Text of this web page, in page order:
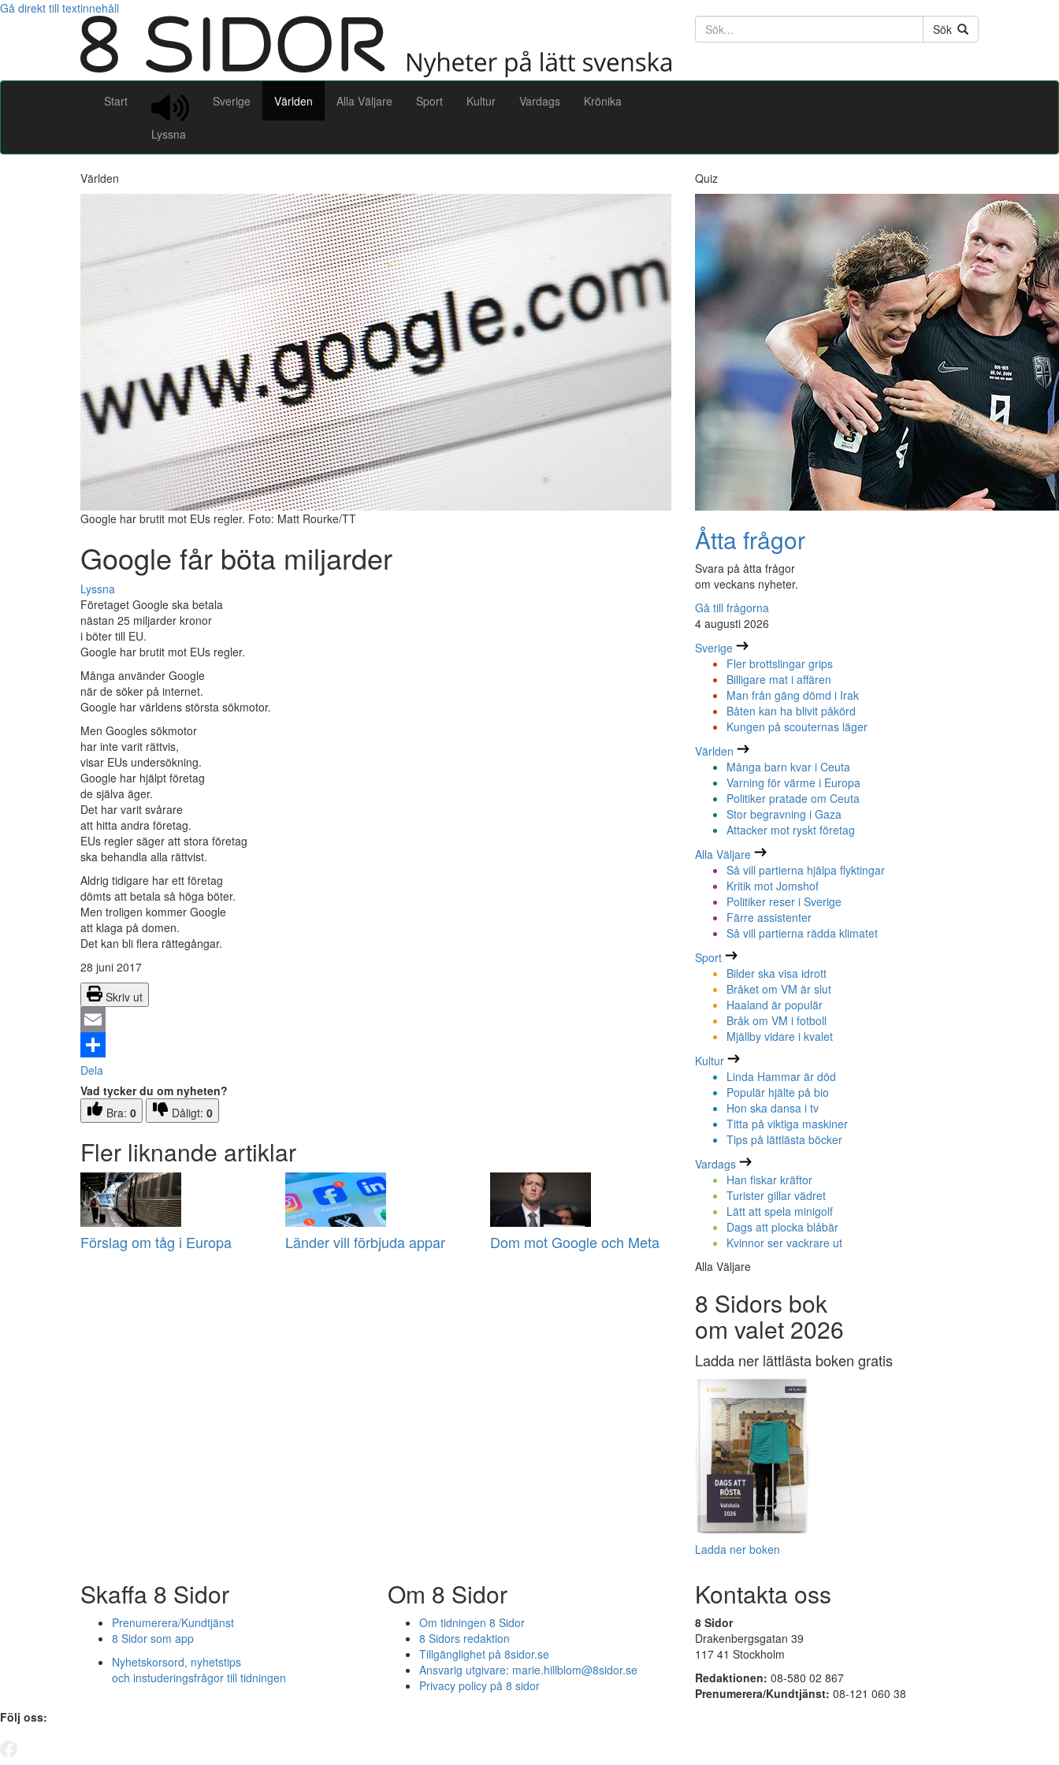
Gå direkt till textinnehåll
Söktext
Sök
Start
Lyssna
Sverige Världen Alla Väljare Sport Kultur Vardags Krönika
Världen
Google har brutit mot EUs regler. Foto: Matt Rourke/TT
Google får böta miljarder
Lyssna
Företaget Google ska betala
nästan 25 miljarder kronor
i böter till EU.
Google har brutit mot EUs regler.
Många använder Google
när de söker på internet.
Google har världens största sökmotor.
Men Googles sökmotor
har inte varit rättvis,
visar EUs undersökning.
Google har hjälpt företag
de själva äger.
Det har varit svårare
att hitta andra företag.
EUs regler säger att stora företag
ska behandla alla rättvist.
Aldrig tidigare har ett företag
dömts att betala så höga böter.
Men troligen kommer Google
att klaga på domen.
Det kan bli flera rättegångar.
28 juni 2017
Skriv ut
Email
Dela
Vad tycker du om nyheten?
Bra: 0 Dåligt: 0
Fler liknande artiklar
Förslag om tåg i Europa Länder vill förbjuda appar Dom mot Google och Meta
Quiz
Åtta frågor
Svara på åtta frågor
om veckans nyheter.
Gå till frågorna
4 augusti 2026
Sverige
Fler brottslingar grips
Billigare mat i affären
Man från gäng dömd i Irak
Båten kan ha blivit påkörd
Kungen på scouternas läger
Världen
Många barn kvar i Ceuta
Varning för värme i Europa
Politiker pratade om Ceuta
Stor begravning i Gaza
Attacker mot ryskt företag
Alla Väljare
Så vill partierna hjälpa flyktingar
Kritik mot Jomshof
Politiker reser i Sverige
Färre assistenter
Så vill partierna rädda klimatet
Sport
Bilder ska visa idrott
Bråket om VM är slut
Haaland är populär
Bråk om VM i fotboll
Mjällby vidare i kvalet
Kultur
Linda Hammar är död
Populär hjälte på bio
Hon ska dansa i tv
Titta på viktiga maskiner
Tips på lättlästa böcker
Vardags
Han fiskar kräftor
Turister gillar vädret
Lätt att spela minigolf
Dags att plocka blåbär
Kvinnor ser vackrare ut
Alla Väljare
8 Sidors bok
om valet 2026
Ladda ner lättlästa boken gratis
Ladda ner boken
Skaffa 8 Sidor
Prenumerera/Kundtjänst
8 Sidor som app
Nyhetskorsord, nyhetstips
och instuderingsfrågor till tidningen
Om 8 Sidor
Om tidningen 8 Sidor
8 Sidors redaktion
Tillgänglighet på 8sidor.se
Ansvarig utgivare: marie.hillblom@8sidor.se
Privacy policy på 8 sidor
Kontakta oss
8 Sidor
Drakenbergsgatan 39
117 41 Stockholm
Redaktionen: 08-580 02 867
Prenumerera/Kundtjänst: 08-121 060 38
Följ oss: